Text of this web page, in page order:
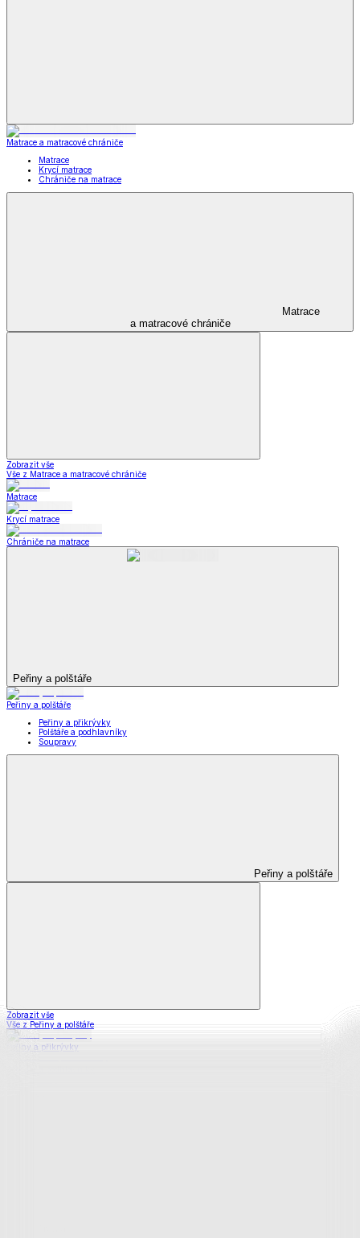
Matrace a matracové chrániče
Matrace
Krycí matrace
Chrániče na matrace
Matrace
a matracové chrániče
Zobrazit vše
Vše z Matrace a matracové chrániče
Matrace
Krycí matrace
Chrániče na matrace
Peřiny a polštáře
Peřiny a polštáře
Peřiny a přikrývky
Polštáře a podhlavníky
Soupravy
Peřiny a polštáře
Zobrazit vše
Vše z Peřiny a polštáře
Peřiny a přikrývky